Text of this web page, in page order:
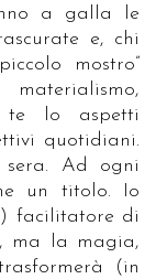
a galla le
e, chi
mostro”
materialismo,
te lo aspetti
quotidiani.
Ad ogni
un titolo. Io
facilitatore di
ma la magia,
(in